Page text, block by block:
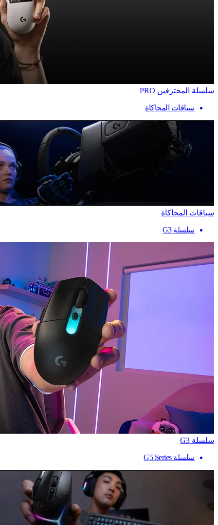
سلسلة المحترفين PRO
سباقات المحاكاة
سباقات المحاكاة
سلسلة G3
سلسلة G3
سلسلة G5 Series